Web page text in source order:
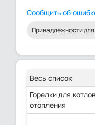
Сообщить об
Принадлежности
Весь список
Горелки для котлов
отопления